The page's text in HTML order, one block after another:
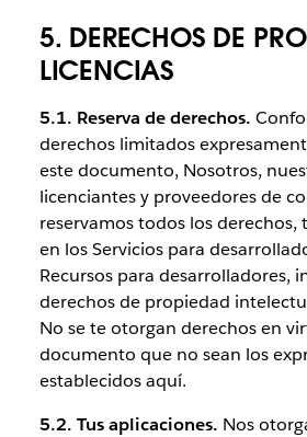
5. DERECHOS DE
LICENCIAS
5.1. Reserva de derechos.
derechos limitados
este documento, Nosotros,
licenciantes y proveedores de
reservamos todos los derechos,
en los Servicios para
Recursos para desarrolladores,
derechos de propiedad
No se te otorgan derechos en
documento que no sean los
establecidos aquí.
5.2. Tus aplicaciones. Nos